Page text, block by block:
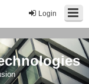
Login